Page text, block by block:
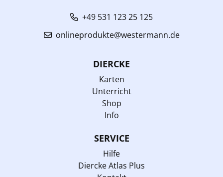
+49 531 123 25 125
onlineprodukte@westermann.de
DIERCKE
Karten
Unterricht
Shop
Info
SERVICE
Hilfe
Diercke Atlas Plus